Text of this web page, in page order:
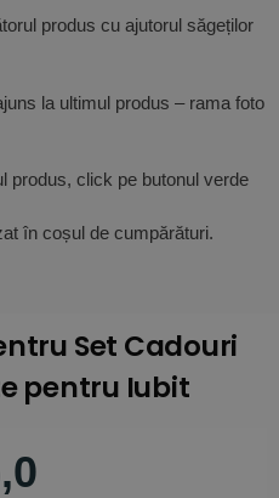
produs cu ajutorul săgeților
la ultimul produs – rama foto
produs, click pe butonul verde
în coșul de cumpărături.
Set Cadouri
pentru Iubit